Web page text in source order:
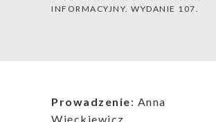
INFORMACYJNY. WYDANIE 107.
Prowadzenie: Anna
Więckiewicz